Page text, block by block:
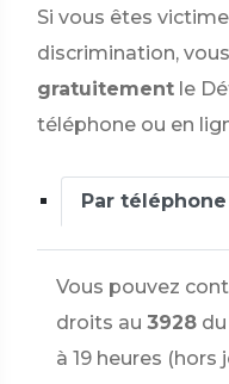
Si vous êtes
discrimination,
gratuitement le
téléphone ou en
Par téléphone
Vous pouvez
droits au 3928
à 19 heures (hors